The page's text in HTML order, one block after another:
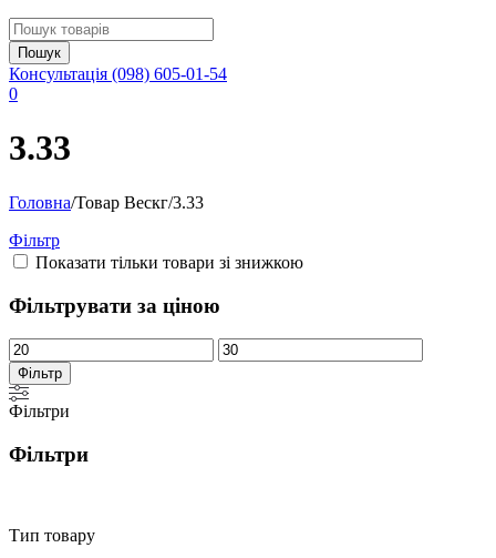
Консультація (098) 605-01-54
0
3.33
Головна/Товар Вескг/3.33
Фільтр
Показати тільки товари зі знижкою
Фільтрувати за ціною
Мінімальна
ціна
Найбільша
ціна
Фільтр
Фільтри
Фільтри
Тип товару